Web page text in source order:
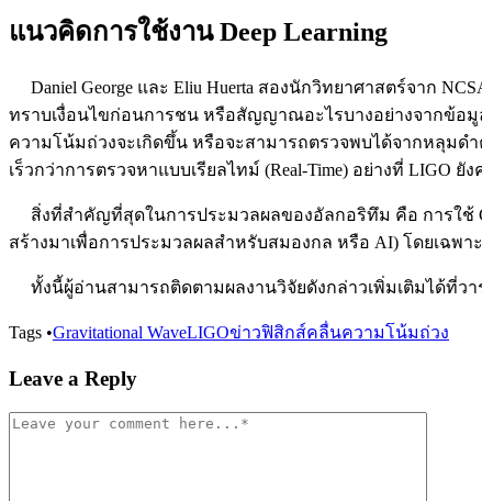
แนวคิดการใช้งาน Deep Learning
Daniel George และ Eliu Huerta สองนักวิทยาศาสตร์จาก
ทราบเงื่อนไขก่อนการชน หรือสัญญาณอะไรบางอย่างจากข้อ
ความโน้มถ่วงจะเกิดขึ้น หรือจะสามารถตรวจพบได้จากหลุมด
เร็วกว่าการตรวจหาแบบเรียลไทม์ (Real-Time) อย่างที่ LIGO ยั
สิ่งที่สำคัญที่สุดในการประมวลผลของอัลกอริทึม คือ การใช้
สร้างมาเพื่อการประมวลผลสำหรับสมองกล หรือ AI) โดยเฉพาะ
ทั้งนี้ผู้อ่านสามารถติดตามผลงานวิจัยดังกล่าวเพิ่มเติมได้ที่วา
Tags •Gravitational WaveLIGOข่าวฟิสิกส์คลื่นความโน้มถ่วง
Leave a Reply